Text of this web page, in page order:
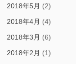
2018年5月 (2)
2018年4月 (4)
2018年3月 (6)
2018年2月 (1)